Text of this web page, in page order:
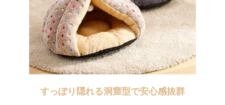
すっぽり隠れる洞窟型で安心感抜群